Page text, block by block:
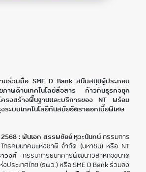
มร่วมมือ SME D Bank สนับสนุนผู้ประกอบ
ภาพด้านเทคโนโลยีสื่อสาร ก้าวทันธุรกิจยุค
ครงสร้างพื้นฐานและบริการของ NT พร้อม
ระบบเทคโนโลยีทันสมัยอัตราดอกเบี้ยพิเศษ
: พันเอก สรรพชัยย์ หุวะนันทน์กรรมการ
รคมนาคมแห่งชาติ จำกัด (มหาชน) หรือ NT
วงศ์ กรรมการธนาคารพัฒนาวิสาหกิจขนาด
ประเทศไทย (ธพว.) หรือ SME D Bank ร่วมลง